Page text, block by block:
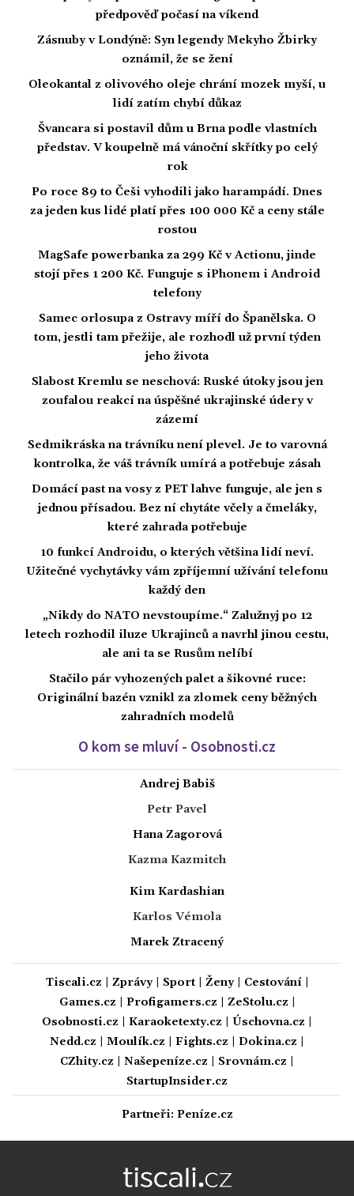
předpověď počasí na víkend
Zásnuby v Londýně: Syn legendy Mekyho Žbirky
oznámil, že se žení
Oleokantal z olivového oleje chrání mozek myší, u
lidí zatím chybí důkaz
Švancara si postavil dům u Brna podle vlastních
představ. V koupelně má vánoční skřítky po celý
rok
Po roce 89 to Češi vyhodili jako harampádí. Dnes
za jeden kus lidé platí přes 100 000 Kč a ceny stále
rostou
MagSafe powerbanka za 299 Kč v Actionu, jinde
stojí přes 1 200 Kč. Funguje s iPhonem i Android
telefony
Samec orlosupa z Ostravy míří do Španělska. O
tom, jestli tam přežije, ale rozhodl už první týden
jeho života
Slabost Kremlu se neschová: Ruské útoky jsou jen
zoufalou reakcí na úspěšné ukrajinské údery v
zázemí
Sedmikráska na trávníku není plevel. Je to varovná
kontrolka, že váš trávník umírá a potřebuje zásah
Domácí past na vosy z PET lahve funguje, ale jen s
jednou přísadou. Bez ní chytáte včely a čmeláky,
které zahrada potřebuje
10 funkcí Androidu, o kterých většina lidí neví.
Užitečné vychytávky vám zpříjemní užívání telefonu
každý den
„Nikdy do NATO nevstoupíme.“ Zalužnyj po 12
letech rozhodil iluze Ukrajinců a navrhl jinou cestu,
ale ani ta se Rusům nelíbí
Stačilo pár vyhozených palet a šikovné ruce:
Originální bazén vznikl za zlomek ceny běžných
zahradních modelů
O kom se mluví - Osobnosti.cz
Andrej Babiš
Petr Pavel
Hana Zagorová
Kazma Kazmitch
Kim Kardashian
Karlos Vémola
Marek Ztracený
Tiscali.cz Zprávy| Sport| Ženy| Cestování|
Games.cz
Profigamers.cz ZeStolu.cz
Osobnosti.cz
Karaoketexty.cz Úschovna.cz
Nedd.cz
Moulík.cz Fights.cz Dokina.cz
CZhity.cz
Našepeníze.cz Srovnám.cz
StartupInsider.cz
Partneři: Peníze.cz